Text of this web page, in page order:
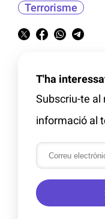
Terrorisme
T'ha
Subscriu-te al
informació al